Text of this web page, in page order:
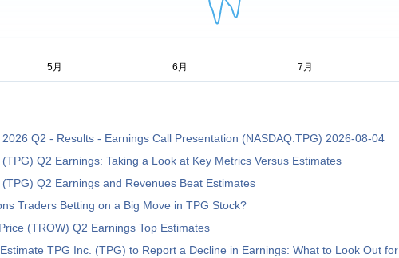
Q2 - Results - Earnings Call Presentation (NASDAQ:TPG) 2026-08-04
Q2 Earnings: Taking a Look at Key Metrics Versus Estimates
Q2 Earnings and Revenues Beat Estimates
Traders Betting on a Big Move in TPG Stock?
(TROW) Q2 Earnings Top Estimates
TPG Inc. (TPG) to Report a Decline in Earnings: What to Look Out for